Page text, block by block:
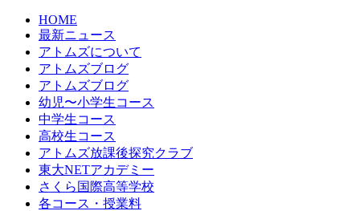
HOME
最新ニュース
アトムズについて
アトムズブログ
アトムズブログ
幼児〜小学生コース
中学生コース
高校生コース
アトムズ放課後探究クラブ
東大NETアカデミー
さくら国際高等学校
各コース・授業料